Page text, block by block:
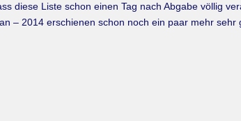
diese Liste schon einen Tag nach Abgabe völlig
– 2014 erschienen schon noch ein paar mehr sehr